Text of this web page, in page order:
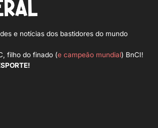
e notícias dos bastidores do mundo
filho do finado (e campeão mundial) BnCI!